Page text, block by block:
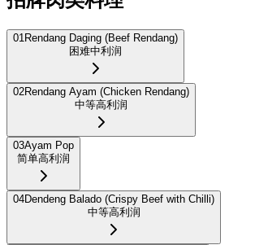
01 Rendang Daging (Beef Rendang)
困难中利润
02Rendang Ayam (Chicken Rendang)
中等高利润
03Ayam Pop
简单高利润
04Dendeng Balado (Crispy Beef with Chilli)
中等高利润